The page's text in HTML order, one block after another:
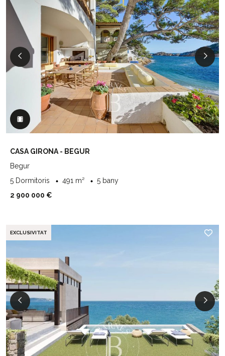
CASA GIRONA - BEGUR
Begur
5 Dormitoris
491 m²
5 bany
2 900 000 €
EXCLUSIVITAT